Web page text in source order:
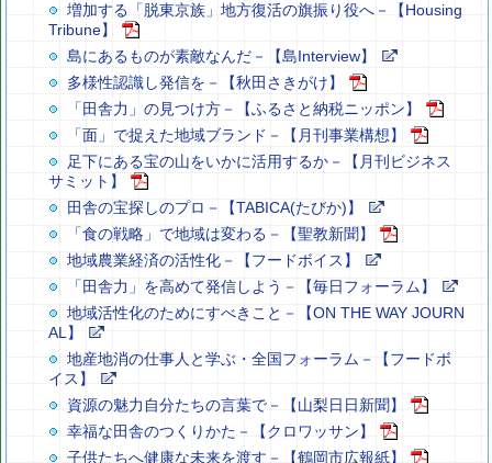
増加する「脱東京族」地方復活の旗振り役へ－【Housing
Tribune】
島にあるものが素敵なんだ－【島Interview】
多様性認識し発信を－【秋田さきがけ】
「田舎力」の見つけ方－【ふるさと納税ニッポン】
「面」で捉えた地域ブランド－【月刊事業構想】
足下にある宝の山をいかに活用するか－【月刊ビジネス
サミット】
田舎の宝探しのプロ－【TABICA(たびか)】
「食の戦略」で地域は変わる－【聖教新聞】
地域農業経済の活性化－【フードボイス】
「田舎力」を高めて発信しよう－【毎日フォーラム】
地域活性化のためにすべきこと－【ON THE WAY JOURN
AL】
地産地消の仕事人と学ぶ・全国フォーラム－【フードボ
イス】
資源の魅力自分たちの言葉で－【山梨日日新聞】
幸福な田舎のつくりかた－【クロワッサン】
子供たちへ健康な未来を渡す－【鶴岡市広報紙】